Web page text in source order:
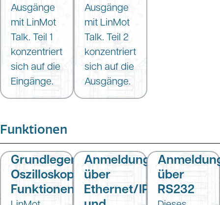
Ausgänge
mit LinMot
Talk. Teil 1
konzentriert
sich auf die
Eingänge.
Ausgänge
mit LinMot
Talk. Teil 2
konzentriert
sich auf die
Ausgänge.
Funktionen
Grundlegende
Oszilloskop-
Funktionen
Anmeldung
über
Ethernet/IP
über
RS232